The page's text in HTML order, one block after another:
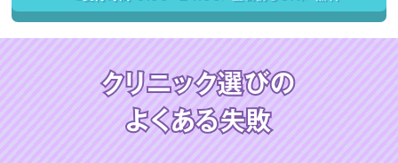
クリニック選びの
よくある失敗